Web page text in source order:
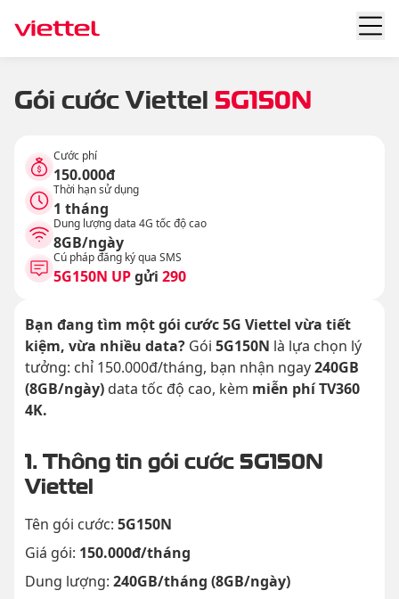
Gói cước Viettel 5G150N
Cước phí
150.000đ
Thời hạn sử dụng
1 tháng
Dung lượng data 4G tốc độ cao
8GB/ngày
Cú pháp đăng ký qua SMS
5G150N UPgửi 290
Bạn đang tìm một gói cước 5G Viettel vừa tiết
kiệm, vừa nhiều data? Gói 5G150N là lựa chọn lý
tưởng: chỉ 150.000đ/tháng, bạn nhận ngay240GB
(8GB/ngày) data tốc độ cao, kèm miễn phí TV360
4K.
1. Thông tin gói cước 5G150N
Viettel
Tên gói cước: 5G150N
Giá gói: 150.000đ/tháng
Dung lượng: 240GB/tháng (8GB/ngày)